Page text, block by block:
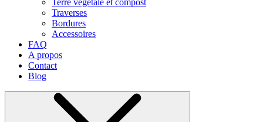
Traverses
Bordures
Accessoires
FAQ
A propos
Contact
Blog